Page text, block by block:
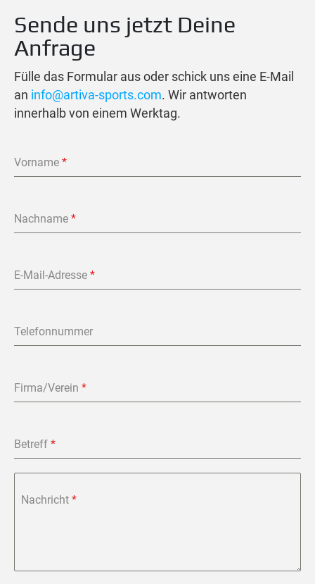
Sende uns jetzt Deine
Anfrage
Fülle das Formular aus oder schick uns eine E-Mail
an info@artiva-sports.com. Wir antworten
innerhalb von einem Werktag.
Vorname *
Nachname *
E-Mail-Adresse *
Telefonnummer
Firma/Verein *
Betreff *
Nachricht *